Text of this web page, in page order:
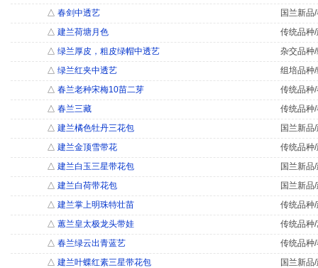
△ 春剑中透艺
国兰新品
△ 建兰荷塘月色
传统品种
△ 绿兰厚皮，粗皮绿帽中透艺
杂交品种
△ 绿兰红夹中透艺
组培品种
△ 春兰老种宋梅10苗二芽
传统品种
△ 春兰三藏
传统品种
△ 建兰橘色牡丹三花包
国兰新品
△ 建兰金顶雪带花
传统品种
△ 建兰白玉三星带花包
国兰新品
△ 建兰白荷带花包
国兰新品
△ 建兰掌上明珠特壮苗
传统品种
△ 蕙兰皇太极龙头带娃
传统品种
△ 春兰绿云出青蓝艺
传统品种
△ 建兰叶蝶红素三星带花包
国兰新品